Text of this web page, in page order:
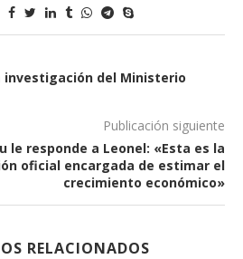
investigación del Ministerio
Publicación siguiente
le responde a Leonel: «Esta es la
oficial encargada de estimar el
crecimiento económico»
RELACIONADOS